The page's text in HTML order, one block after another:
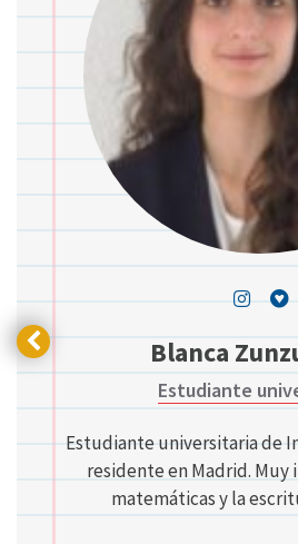
Blanca
Estudiante
Estudiante universitaria de
residente en Madrid. Muy
matemáticas y la